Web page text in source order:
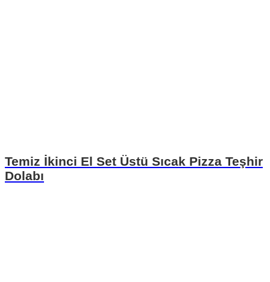
Temiz İkinci El Set Üstü Sıcak Pizza Teşhir
Dolabı